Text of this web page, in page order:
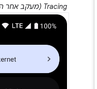
Tracing (מעקב אחר המערכת).